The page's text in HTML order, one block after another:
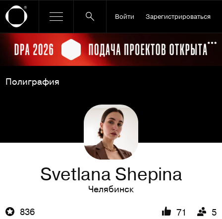
Войти Зарегистрироваться
Ссылка баннера
Полиграфия
Svetlana Shepina
Челябинск
836
71 5